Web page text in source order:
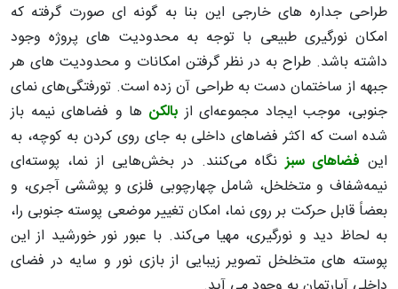
طراحی جداره های خارجی این بنا به گونه ای صورت گرفته که
امکان نورگیری طبیعی با توجه به محدودیت های پروژه وجود
داشته باشد. طراح به در نظر گرفتن امکانات و محدودیت های هر
جبهه از ساختمان دست به طراحی آن زده است. تورفتگی‌های نمای
جنوبی، موجب ایجاد مجموعه‌ای از بالکن ها و فضاهای نیمه‌ باز
شده است که اکثر فضاهای داخلی به جای روی‌ کردن به کوچه، به
این فضاهای سبزنگاه می‌کنند. در بخش‌هایی از نما، پوسته‌ای
نیمه‌شفاف و متخلخل، شامل چهارچوبی فلزی و پوششی آجری، و
بعضاً قابل حرکت بر روی نما، امکان تغییر موضعی پوسته جنوبی را،
به لحاظ دید و نورگیری، مهیا می‌کند. با عبور نور خورشید از این
پوسته های متخلخل تصویر زیبایی از بازی نور و سایه در فضای